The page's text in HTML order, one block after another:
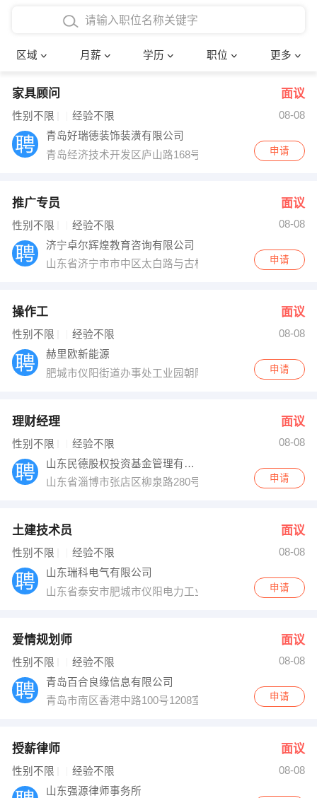
区域 月薪 学历 职位 更多
4000-5000元
8000-12000元
12000-20000元
博士
文员
财务会计
网络IT
快递员
收银员 技术员/工程师
出纳
编辑
跟单
其他职位
确定
家具顾问 面议
性别不限 经验不限
08-08
青岛好瑞德装饰装潢有限公司
青岛经济技术开发区庐山路168号
申请
推广专员 面议
性别不限 经验不限
08-08
济宁卓尔辉煌教育咨询有限公司
山东省济宁市市中区太白路与古槐路交叉口西北角经典
申请
操作工 面议
性别不限 经验不限
08-08
赫里欧新能源
肥城市仪阳街道办事处工业园朝阳路南
申请
理财经理 面议
性别不限 经验不限
08-08
山东民德股权投资基金管理有限公司
山东省淄博市张店区柳泉路280号鲁中晨报14楼
申请
土建技术员 面议
性别不限 经验不限
08-08
山东瑞科电气有限公司
山东省泰安市肥城市仪阳电力工业园
申请
爱情规划师 面议
性别不限 经验不限
08-08
青岛百合良缘信息有限公司
青岛市南区香港中路100号1208室
申请
授薪律师 面议
性别不限 经验不限
08-08
山东强源律师事务所